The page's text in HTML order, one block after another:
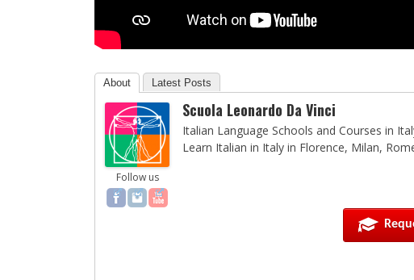
About Latest Posts
Follow us
Scuola Leonardo Da Vinci
Italian Language Schools and Courses in
Learn Italian in Italy in Florence, Milan,